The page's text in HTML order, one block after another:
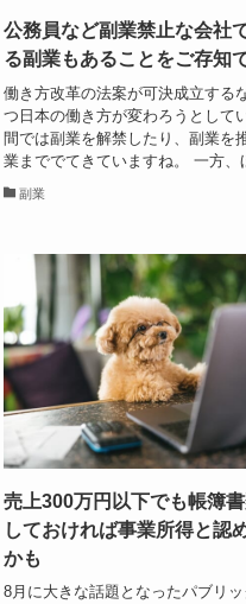
公務員など副業禁止な会社
る副業もあることをご存知
働き方改革の法案が可決成立する
つ日本の働き方が変わろうとして
間では副業を解禁したり、副業を
業まででてきていますね。 一方、
副業
売上300万円以下でも帳簿
しておければ事業所得と認
かも
8月に大きな話題となったパブリッ